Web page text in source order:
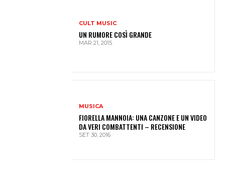
CULT MUSIC
UN RUMORE COSÌ GRANDE
MAR 21, 2015
MUSICA
FIORELLA MANNOIA: UNA CANZONE E UN VIDEO
DA VERI COMBATTENTI – RECENSIONE
SET 30, 2016